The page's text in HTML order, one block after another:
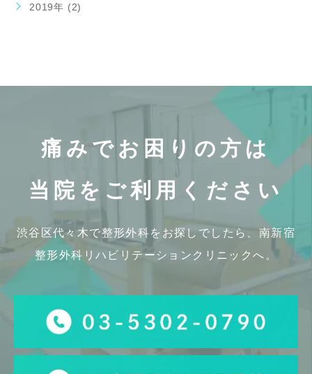
2019年 (2)
痛みでお困りの方は
当院をご利用ください
渋谷区代々木で整形外科をお探しでしたら、 南新宿
整形外科リハビリテーションクリニックへ。